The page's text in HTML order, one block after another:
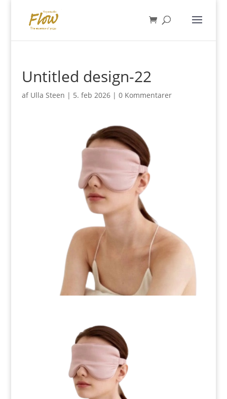
Untitled design-22
af Ulla Steen | 5. feb 2026| 0 Kommentarer